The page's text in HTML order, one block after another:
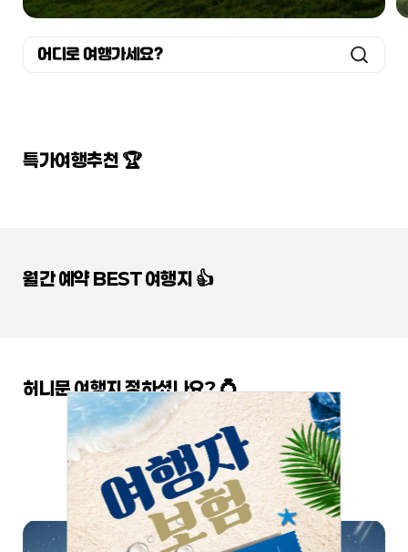
어디로 여행가세요?
특가여행추천 🏆
월간 예약 BEST 여행지 👍
허니문 여행지 정하셨나요? 💍
쏠쏠한 정보, 한번 더! 📣